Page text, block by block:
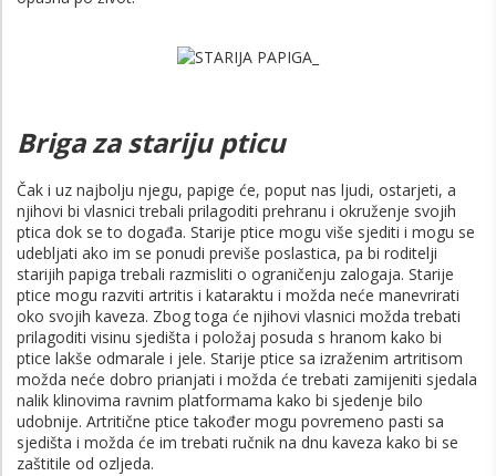
Briga za stariju pticu
Čak i uz najbolju njegu, papige će, poput nas ljudi, ostarjeti, a
njihovi bi vlasnici trebali prilagoditi prehranu i okruženje svojih
ptica dok se to događa. Starije ptice mogu više sjediti i mogu se
udebljati ako im se ponudi previše poslastica, pa bi roditelji
starijih papiga trebali razmisliti o ograničenju zalogaja. Starije
ptice mogu razviti artritis i kataraktu i možda neće manevrirati
oko svojih kaveza. Zbog toga će njihovi vlasnici možda trebati
prilagoditi visinu sjedišta i položaj posuda s hranom kako bi
ptice lakše odmarale i jele. Starije ptice sa izraženim artritisom
možda neće dobro prianjati i možda će trebati zamijeniti sjedala
nalik klinovima ravnim platformama kako bi sjedenje bilo
udobnije. Artritične ptice također mogu povremeno pasti sa
sjedišta i možda će im trebati ručnik na dnu kaveza kako bi se
zaštitile od ozljeda.